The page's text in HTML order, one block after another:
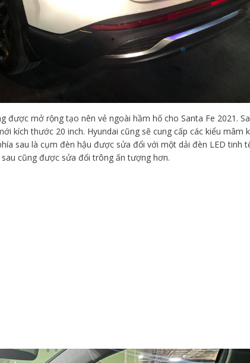
được mở rộng tạo nên vẻ ngoài hầm hố cho Santa Fe 2021.
kích thước 20 inch. Hyundai cũng sẽ cung cấp các kiểu mâm
sau là cụm đèn hậu được sửa đổi với một dải đèn LED tinh
cũng được sửa đổi trông ấn tượng hơn.